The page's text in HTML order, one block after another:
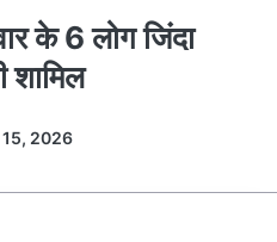
के 6 लोग जिंदा
2026